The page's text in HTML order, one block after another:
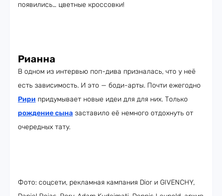
появились… цветные кроссовки!
Рианна
В одном из интервью поп-дива призналась, что у неё
есть зависимость. И это — боди-арты. Почти ежегодно
Рири придумывает новые идеи для для них. Только
рождение сына заставило её немного отдохнуть от
очередных тату.
Фото: соцсети, рекламная кампания Dior и GIVENCHY,